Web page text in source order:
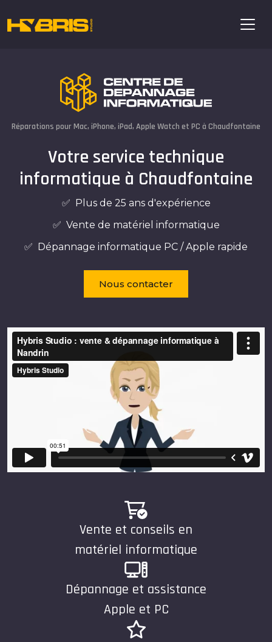
Réparations pour Mac, iPhone, iPad, Apple Watch et PC à Chaudfontaine
Votre service technique
informatique à Chaudfontaine
✅ Plus de 25 ans d'expérience
✅ Vente de matériel informatique
✅ Dépannage informatique PC / Apple rapide
Nous contacter
Vente et conseils en
matériel informatique
Dépannage et assistance
Apple et PC